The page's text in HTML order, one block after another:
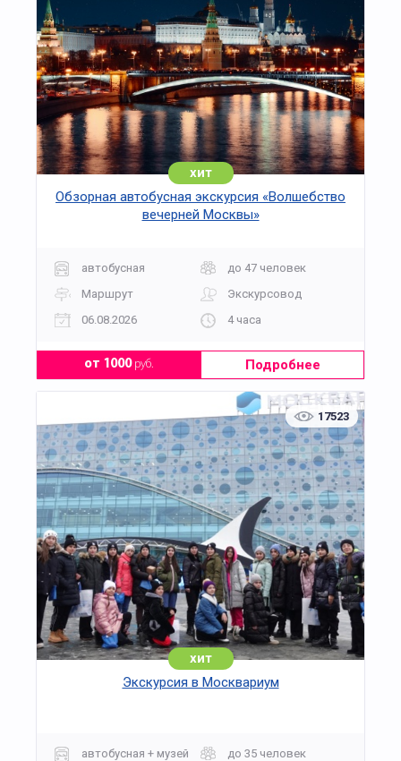
Стоимость экскурсий рассчитывается исходя из
численности группы и особенностей
транспортного обслуживания (место подачи, тип
автобуса).
хит
Обзорная автобусная экскурсия «Волшебство
вечерней Москвы»
автобусная
до 47 человек
Маршрут
Экскурсовод
06.08.2026
4 часа
от 1000руб. Подробнее
17523
хит
Экскурсия в Москвариум
автобусная + музей
до 35 человек